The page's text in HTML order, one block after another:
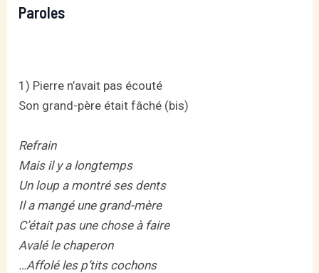
Paroles
1) Pierre n’avait pas écouté
Son grand-père était fâché (bis)
Refrain
Mais il y a longtemps
Un loup a montré ses dents
Il a mangé une grand-mère
C’était pas une chose à faire
Avalé le chaperon
…Affolé les p’tits cochons